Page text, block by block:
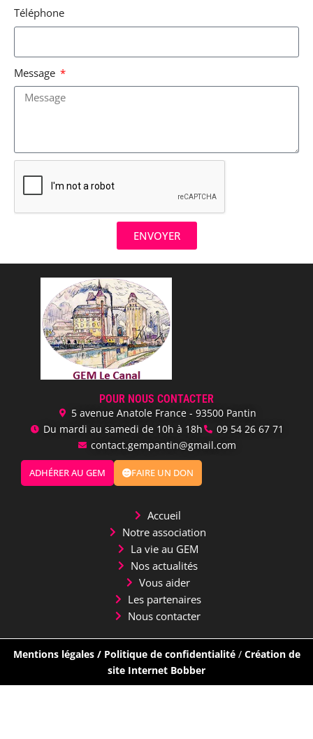
Téléphone
Message
ENVOYER
POUR NOUS CONTACTER
5 avenue Anatole France - 93500 Pantin
Du mardi au samedi de 10h à 18h
‭09 54 26 67 71‬
contact.gempantin@gmail.com
ADHÉRER AU GEM FAIRE UN DON
Accueil
Notre association
La vie au GEM
Nos actualités
Vous aider
Les partenaires
Nous contacter
Mentions légales/ Politique de confidentialité/ Création de
site Internet Bobber